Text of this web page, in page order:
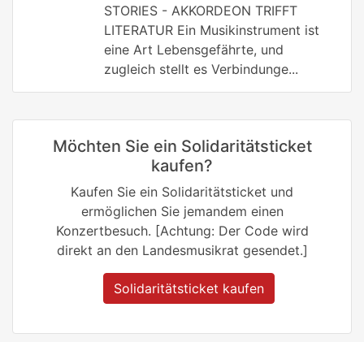
STORIES - AKKORDEON TRIFFT
LITERATUR Ein Musikinstrument ist
eine Art Lebensgefährte, und
zugleich stellt es Verbindunge...
Möchten Sie ein Solidaritätsticket
kaufen?
Kaufen Sie ein Solidaritätsticket und
ermöglichen Sie jemandem einen
Konzertbesuch. [Achtung: Der Code wird
direkt an den Landesmusikrat gesendet.]
Solidaritätsticket kaufen